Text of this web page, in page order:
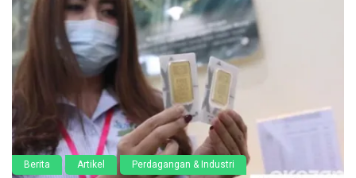
Berita Artikel Perdagangan & Industri